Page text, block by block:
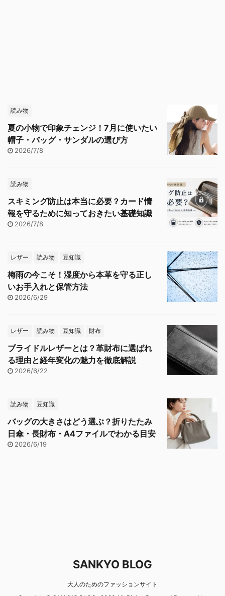
読み物
夏の小物で印象チェンジ！7月に使いたい
帽子・バッグ・サンダルの選び方
2026/7/8
読み物
スキミング防止は本当に必要？カード情
報を守るために知っておきたい基礎知識
2026/7/8
レザー 読み物 豆知識
梅雨の今こそ！湿度から本革を守る正し
いお手入れと保管方法
2026/6/29
レザー 読み物 豆知識 財布
ブライドルレザーとは？革財布に選ばれ
る理由と経年変化の魅力を徹底解説
2026/6/22
読み物 豆知識
バッグの大きさはどう選ぶ？折りたたみ
日傘・長財布・A4ファイルでわかる目安
2026/6/19
SANKYO BLOG
大人のためのファッションサイト